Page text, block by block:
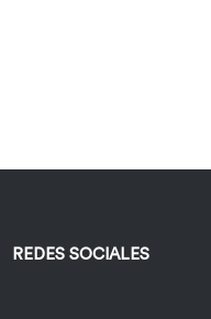
REDES SOCIALES